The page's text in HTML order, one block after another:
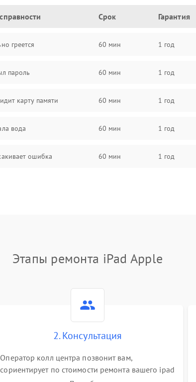
Срок Гарантия
греется 60 мин 1 год
пароль 60 мин 1 год
карту памяти 60 мин 1 год
вода 60 мин 1 год
ошибка 60 мин 1 год
Этапы ремонта iPad Apple
2. Консультация
Оператор колл центра позвонит вам,
сориентирует по стоимости ремонта вашего ipad